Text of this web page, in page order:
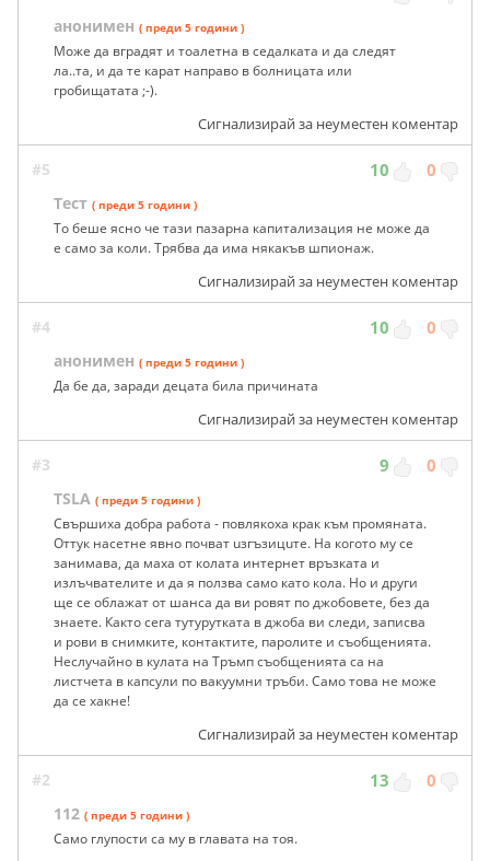
анонимен ( преди 5 години )
Може да вградят и тоалетна в седалката и да следят
ла..та, и да те карат направо в болницата или
гробищатата ;-).
Сигнализирай за неуместен коментар
#5 10 0
Тест ( преди 5 години )
То беше ясно че тази пазарна капитализация не може да
е само за коли. Трябва да има някакъв шпионаж.
Сигнализирай за неуместен коментар
#4 10 0
анонимен ( преди 5 години )
Да бе да, заради децата била причината
Сигнализирай за неуместен коментар
#3 9 0
TSLA ( преди 5 години )
Свършиха добра работа - повлякоха крак към промяната.
Оттук насетне явно почват uзгъзицuте. На когото му се
занимава, да маха от колата интернет връзката и
излъчвателите и да я ползва само като кола. Но и други
ще се облажат от шанса да ви ровят по джобовете, без да
знаете. Както сега тутурутката в джоба ви следи, записва
и рови в снимките, контактите, паролите и съобщенията.
Неслучайно в кулата на Тръмп съобщенията са на
листчета в капсули по вакуумни тръби. Само това не може
да се хакне!
Сигнализирай за неуместен коментар
#2 13 0
112 ( преди 5 години )
Само глупости са му в главата на тоя.